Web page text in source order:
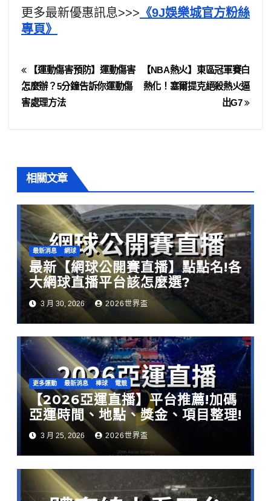
更多最新優惠訊息>>> 《9J娛樂城官方粉絲
專頁》
【NBA熱火】東區冠軍賽白
熱化！塞爾提克絕殺熱火逼
出G7
【運動傷害預防】運動傷害
怎麼辦？5分鐘告訴你運動傷
害處理方法
相關文章
最新消息 網球
最新【網球公開賽直播】點點名!各
大網球直播平台該怎麼選?
3 月 30, 2026 2026世界盃
更多運動 最新消息 棒球 電競
【2026亞運直播】平台推薦!加碼
亞運時間、地點、獎金、項目整理!
3 月 25, 2026 2026世界盃